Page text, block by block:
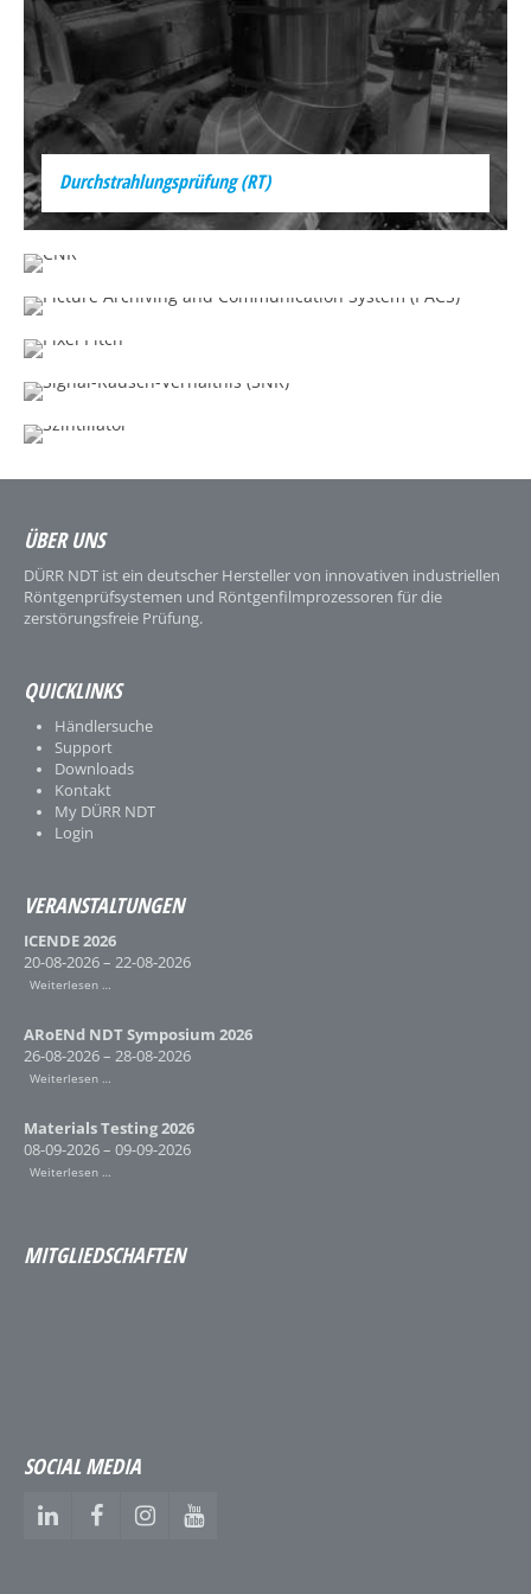
Durchstrahlungsprüfung (RT)
Kontrast-Rausch-Verhältnis (CNR)
PACS
Pixel Pitch (Pixelabstand)
Signal-Rausch-Verhältnis (SNR)
Szintillator
ÜBER UNS
DÜRR NDT ist ein deutscher Hersteller von innovativen industriellen
Röntgenprüfsystemen und Röntgenfilmprozessoren für die
zerstörungsfreie Prüfung.
QUICKLINKS
Händlersuche
Support
Downloads
Kontakt
My DÜRR NDT
Login
VERANSTALTUNGEN
ICENDE 2026
20-08-2026 – 22-08-2026
Weiterlesen …
ARoENd NDT Symposium 2026
26-08-2026 – 28-08-2026
Weiterlesen …
Materials Testing 2026
08-09-2026 – 09-09-2026
Weiterlesen …
MITGLIEDSCHAFTEN
SOCIAL MEDIA